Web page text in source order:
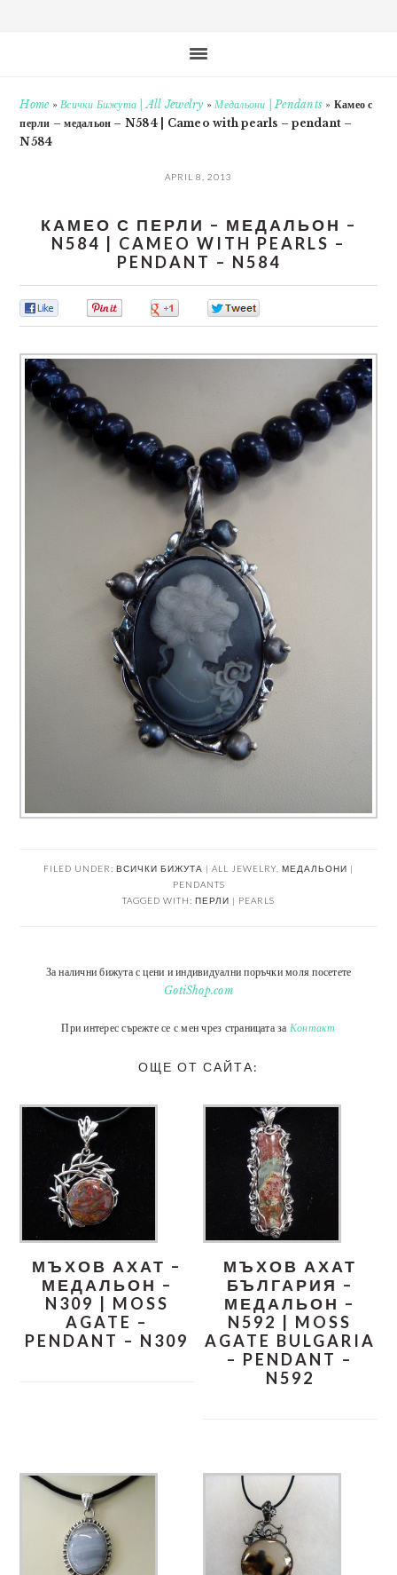
Home»Всички Бижута | All Jewelry »Медальони | Pendants » Камео с
перли – медальон – N584 | Cameo with pearls – pendant –
N584
APRIL 8, 2013
КАМЕО С ПЕРЛИ – МЕДАЛЬОН –
N584 | CAMEO WITH PEARLS –
PENDANT – N584
FILED UNDER: ВСИЧКИ БИЖУТА | ALL JEWELRY МЕДАЛЬОНИ |
PENDANTS
TAGGED WITH: ПЕРЛИ | PEARLS
За налични бижута с цени и индивидуални поръчки моля посетете
GotiShop.com
При интерес сърежте се с мен чрез страницата за Контакт
ОЩЕ ОТ САЙТА:
МЪХОВ АХАТ –
МЕДАЛЬОН –
N309 | MOSS
AGATE –
PENDANT – N309
МЪХОВ АХАТ
БЪЛГАРИЯ –
МЕДАЛЬОН –
N592 | MOSS
AGATE BULGARIA
– PENDANT –
N592